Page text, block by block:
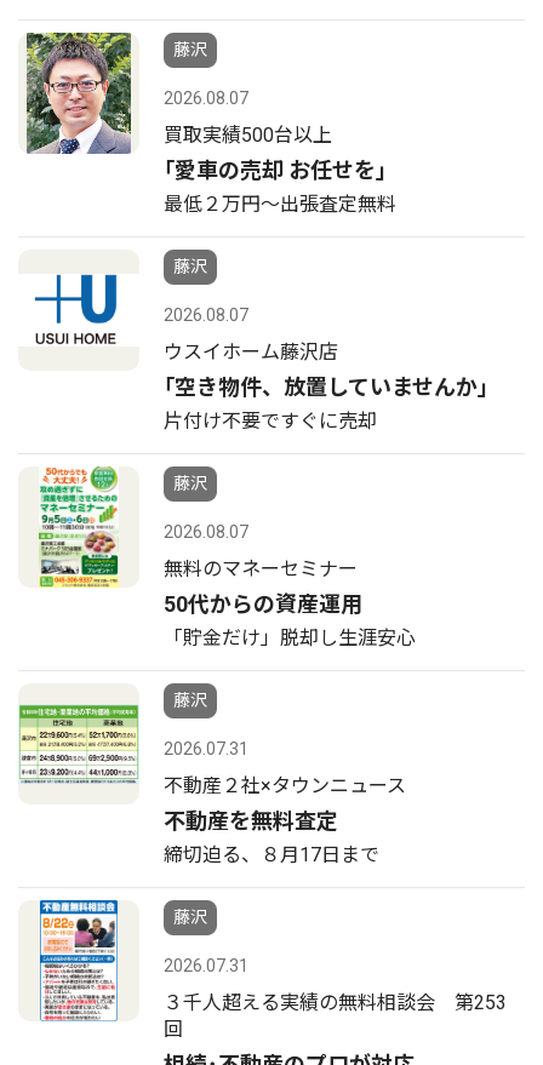
藤沢
2026.08.07
買取実績500台以上
｢愛車の売却 お任せを｣
最低２万円〜出張査定無料
藤沢
2026.08.07
ウスイホーム藤沢店
｢空き物件、放置していませんか｣
片付け不要ですぐに売却
藤沢
2026.08.07
無料のマネーセミナー
50代からの資産運用
「貯金だけ」脱却し生涯安心
藤沢
2026.07.31
不動産２社×タウンニュース
不動産を無料査定
締切迫る、８月17日まで
藤沢
2026.07.31
３千人超える実績の無料相談会 第253
回